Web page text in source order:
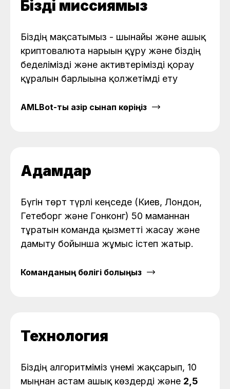
Біздің миссиямыз
Біздің мақсатымыз - шынайы және ашық
криптовалюта нарығын құру және біздің
беделімізді және активтерімізді қорғау
құралын барлығына қолжетімді ету
AMLBot-ты қазір сынап көріңіз
Адамдар
Бүгін төрт түрлі кеңседе (Киев, Лондон,
Гетеборг және Гонконг) 50 маманнан
тұратын команда қызметті жасау және
дамыту бойынша жұмыс істеп жатыр.
Команданың бөлігі болыңыз
Технология
Біздің алгоритміміз үнемі жақсарып, 10
мыңнан астам ашық көздерді және 2,5